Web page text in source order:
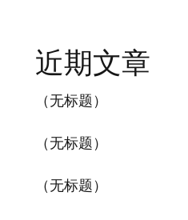
近期文章
（无标题）
（无标题）
（无标题）